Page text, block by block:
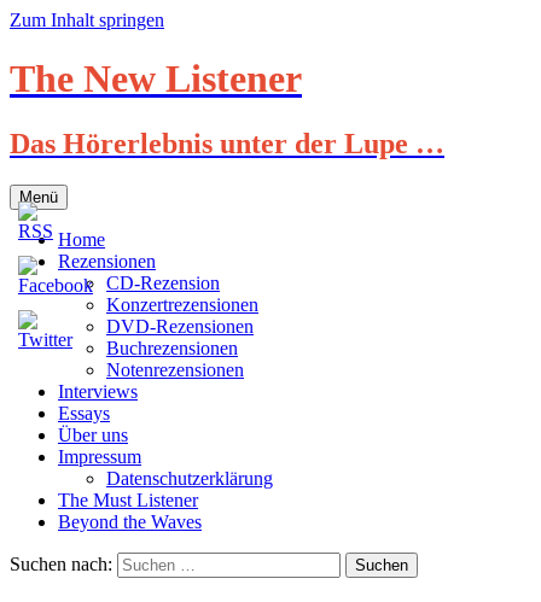
Zum Inhalt springen
The New Listener
Das Hörerlebnis unter der Lupe …
Menü
Home
Rezensionen
CD-Rezension
Konzertrezensionen
DVD-Rezensionen
Buchrezensionen
Notenrezensionen
Interviews
Essays
Über uns
Impressum
Datenschutzerklärung
The Must Listener
Beyond the Waves
Suchen nach: